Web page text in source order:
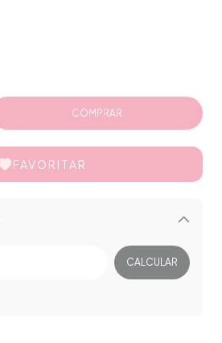
FAVORITAR
Alterar CEP
CALCULAR